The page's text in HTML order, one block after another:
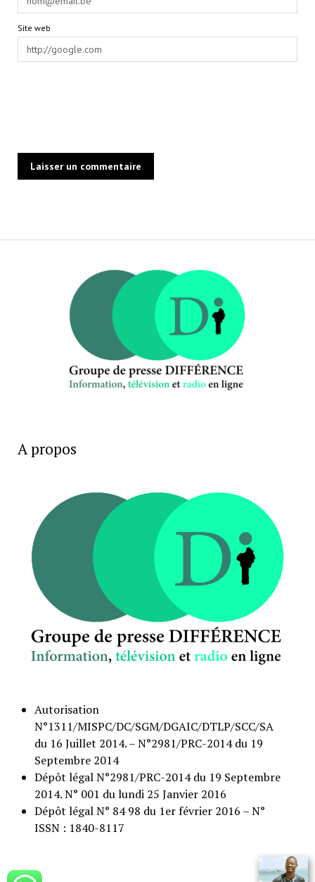
Site web
A propos
Autorisation
N°1311/MISPC/DC/SGM/DGAIC/DTLP/SCC/SA
du 16 Juillet 2014. – N°2981/PRC-2014 du 19
Septembre 2014
Dépôt légal N°2981/PRC-2014 du 19 Septembre
2014. N° 001 du lundi 25 Janvier 2016
Dépôt légal N° 84 98 du 1er février 2016 – N°
ISSN : 1840-8117